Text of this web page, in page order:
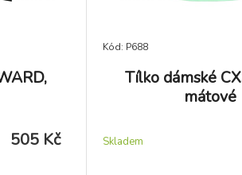
505 Kč
Kód: P688
Tílko dámské
mátové
Skladem